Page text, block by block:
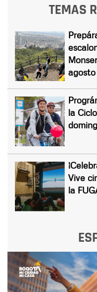
TEMAS
agosto
la
Vive
la